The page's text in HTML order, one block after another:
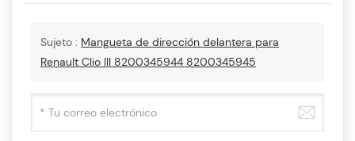
Sujeto : Mangueta de dirección delantera para
Renault Clio III 8200345944 8200345945